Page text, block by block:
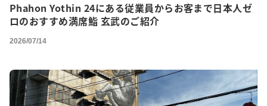
Phahon Yothin 24にある従業員からお客まで日本人ゼ
ロのおすすめ満席鮨 玄武のご紹介
2026/07/14